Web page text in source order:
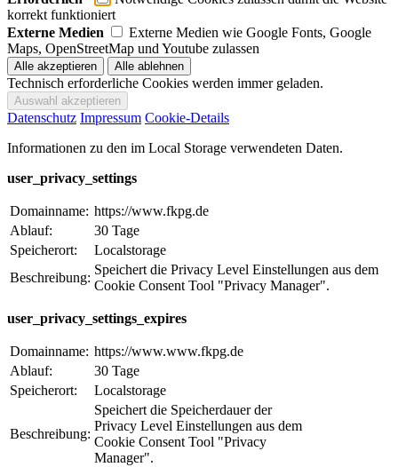
korrekt funktioniert
Externe Medien
Externe Medien wie Google Fonts, Google
Maps, OpenStreetMap und Youtube zulassen
Technisch erforderliche Cookies werden immer geladen.
Datenschutz Impressum Cookie-Details
Informationen zu den im Local Storage verwendeten Daten.
user_privacy_settings
Domainname: https://www.fkpg.de
Ablauf:
30 Tage
Speicherort:
Localstorage
Beschreibung:
Speichert die Privacy Level Einstellungen aus dem
Cookie Consent Tool "Privacy Manager".
user_privacy_settings_expires
Domainname: https://www.www.fkpg.de
Ablauf:
30 Tage
Speicherort:
Localstorage
Beschreibung:
Speichert die Speicherdauer der
Privacy Level Einstellungen aus dem
Cookie Consent Tool "Privacy
Manager".